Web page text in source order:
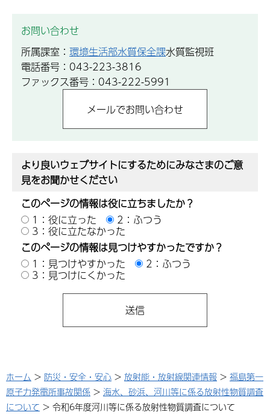
お問い合わせ
所属課室： 環境生活部水質保全課水質監視班
電話番号：043-223-3816
ファックス番号：043-222-5991
より良いウェブサイトにするためにみなさまのご意
見をお聞かせください
このページの情報は役に立ちましたか？
1：役に立った
2：ふつう
3：役に立たなかった
このページの情報は見つけやすかったですか？
1：見つけやすかった
2：ふつう
3：見つけにくかった
ホーム > 防災・安全・安心 > 放射能・放射線関連情報 > 福島第一
原子力発電所事故関係 > 海水、砂浜、河川等に係る放射性物質調査
について > 令和6年度河川等に係る放射性物質調査について